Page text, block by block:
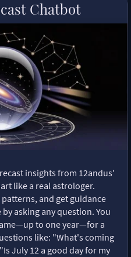
Chatbot
insights from 12andus'
like a real astrologer.
and get guidance
asking any question. You
to one year—for a
like: "What's coming
July 12 a good day for my